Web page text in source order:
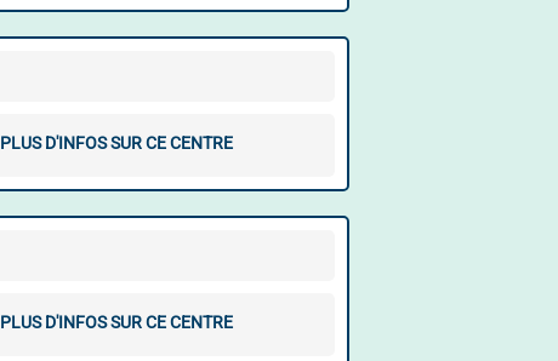
PLUS D'INFOS SUR CE CENTRE
PLUS D'INFOS SUR CE CENTRE